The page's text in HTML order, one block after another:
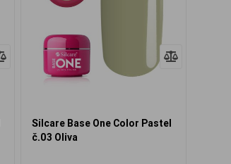
Silcare Base One Color Pastel
č.03 Oliva